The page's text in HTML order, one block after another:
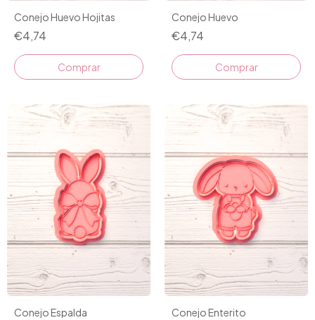
Conejo Huevo Hojitas
€4,74
Comprar
Conejo Huevo
€4,74
Comprar
Conejo Espalda Conejo Enterito